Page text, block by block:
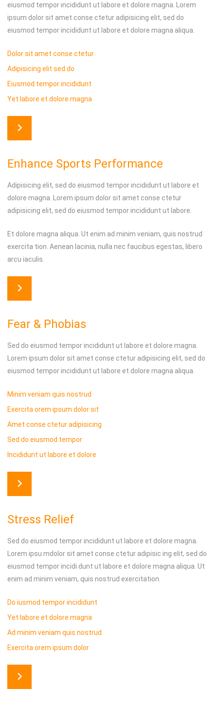
eiusmod tempor incididunt ut labore et dolore magna. Lorem
ipsum dolor sit amet conse ctetur adipisicing elit, sed do
eiusmod tempor incididunt ut labore et dolore magna aliqua.
Dolor sit amet conse ctetur
Adipisicing elit sed do
Eiusmod tempor incididunt
Yet labore et dolore magna
Enhance Sports Performance
Adipisicing elit, sed do eiusmod tempor incididunt ut labore et
dolore magna. Lorem ipsum dolor sit amet conse ctetur
adipisicing elit, sed do eiusmod tempor incididunt ut labore.
Et dolore magna aliqua. Ut enim ad minim veniam, quis nostrud
exercita tion. Aenean lacinia, nulla nec faucibus egestas, libero
arcu iaculis.
Fear & Phobias
Sed do eiusmod tempor incididunt ut labore et dolore magna.
Lorem ipsum dolor sit amet conse ctetur adipisicing elit, sed do
eiusmod tempor incididunt ut labore et dolore magna aliqua.
Minim veniam quis nostrud
Exercita orem ipsum dolor sit
Amet conse ctetur adipisicing
Sed do eiusmod tempor
Incididunt ut labore et dolore
Stress Relief
Sed do eiusmod tempor incididunt ut labore et dolore magna.
Lorem ipsu mdolor sit amet conse ctetur adipisic ing elit, sed do
eiusmod tempor incidi dunt ut labore et dolore magna aliqua. Ut
enim ad minim veniam, quis nostrud exercitation.
Do iusmod tempor incididunt
Yet labore et dolore magna
Ad minim veniam quis nostrud
Exercita orem ipsum dolor